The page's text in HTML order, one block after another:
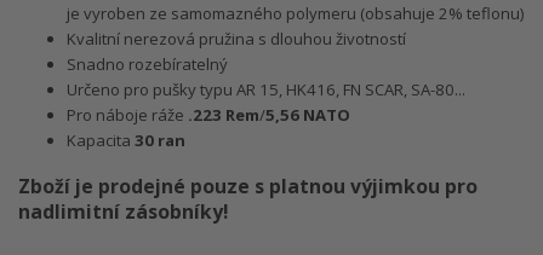
je vyroben ze samomazného polymeru (obsahuje 2% teflonu)
Kvalitní nerezová pružina s dlouhou životností
Snadno rozebíratelný
Určeno pro pušky typu AR 15, HK416, FN SCAR, SA-80...
Pro náboje ráže .223 Rem/5,56 NATO
Kapacita 30 ran
Zboží je prodejné pouze s platnou výjimkou pro
nadlimitní zásobníky!